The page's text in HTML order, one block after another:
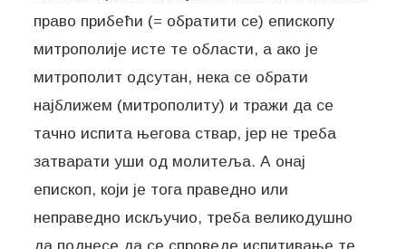
право прибећи (= обратити се) епископу
митрополије исте те области, а ако је
митрополит одсутан, нека се обрати
најближем (митрополиту) и тражи да се
тачно испита његова ствар, јер не треба
затварати уши од молитеља. А онај
епископ, који је тога праведно или
неправедно искључио, треба великодушно